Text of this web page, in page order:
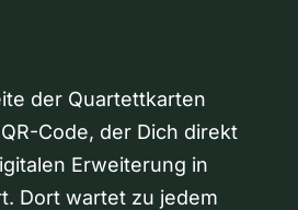
der Quartettkarten
Code, der Dich direkt
Erweiterung in
Dort wartet zu jedem